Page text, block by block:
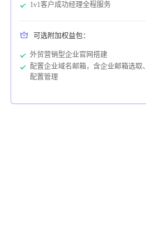
1v1客户成功经理全程服务
可选附加权益包：
外贸营销型企业官网搭建
配置企业域名邮箱，含企业邮箱选取、
配置管理